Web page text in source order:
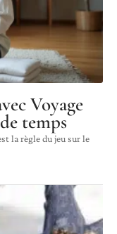
Voyage
temps
la règle du jeu sur le